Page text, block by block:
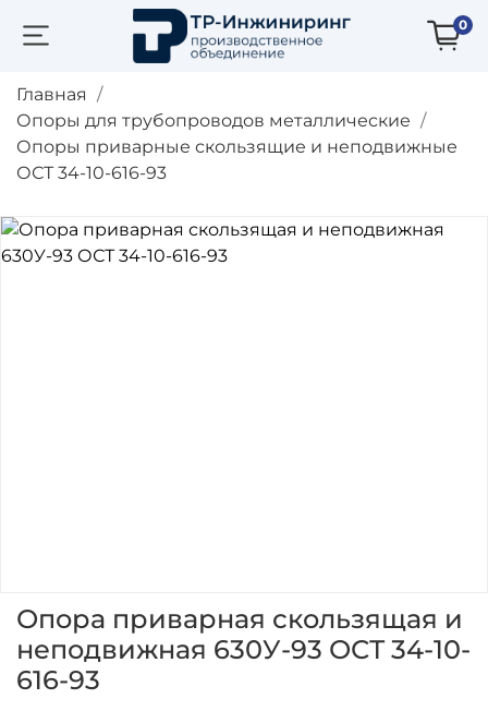
0
Главная
Опоры для трубопроводов металлические
Опоры приварные скользящие и неподвижные
ОСТ 34-10-616-93
Опора приварная скользящая и
неподвижная 630У-93 ОСТ 34-10-
616-93